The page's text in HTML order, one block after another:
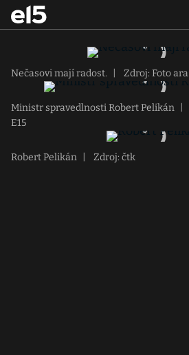
Nečasovi mají radost. Zdroj: Foto ara
Ministr spravedlnosti Robert Pelikán
E15
Robert Pelikán Zdroj: čtk